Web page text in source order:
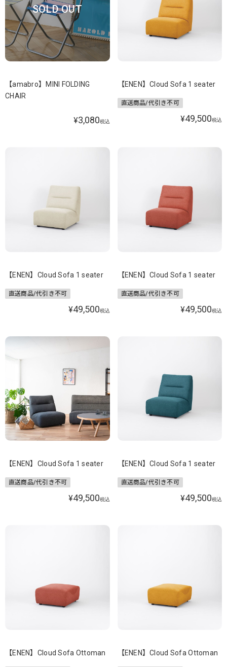
SOLD OUT
【amabro】MINI FOLDING
CHAIR
¥3,080税込
【ENEN】Cloud Sofa 1 seater
直送商品/代引き不可
¥49,500税込
【ENEN】Cloud Sofa 1 seater
直送商品/代引き不可
¥49,500税込
【ENEN】Cloud Sofa 1 seater
直送商品/代引き不可
¥49,500税込
【ENEN】Cloud Sofa 1 seater
直送商品/代引き不可
¥49,500税込
【ENEN】Cloud Sofa 1 seater
直送商品/代引き不可
¥49,500税込
【ENEN】Cloud Sofa Ottoman 【ENEN】Cloud Sofa Ottoman